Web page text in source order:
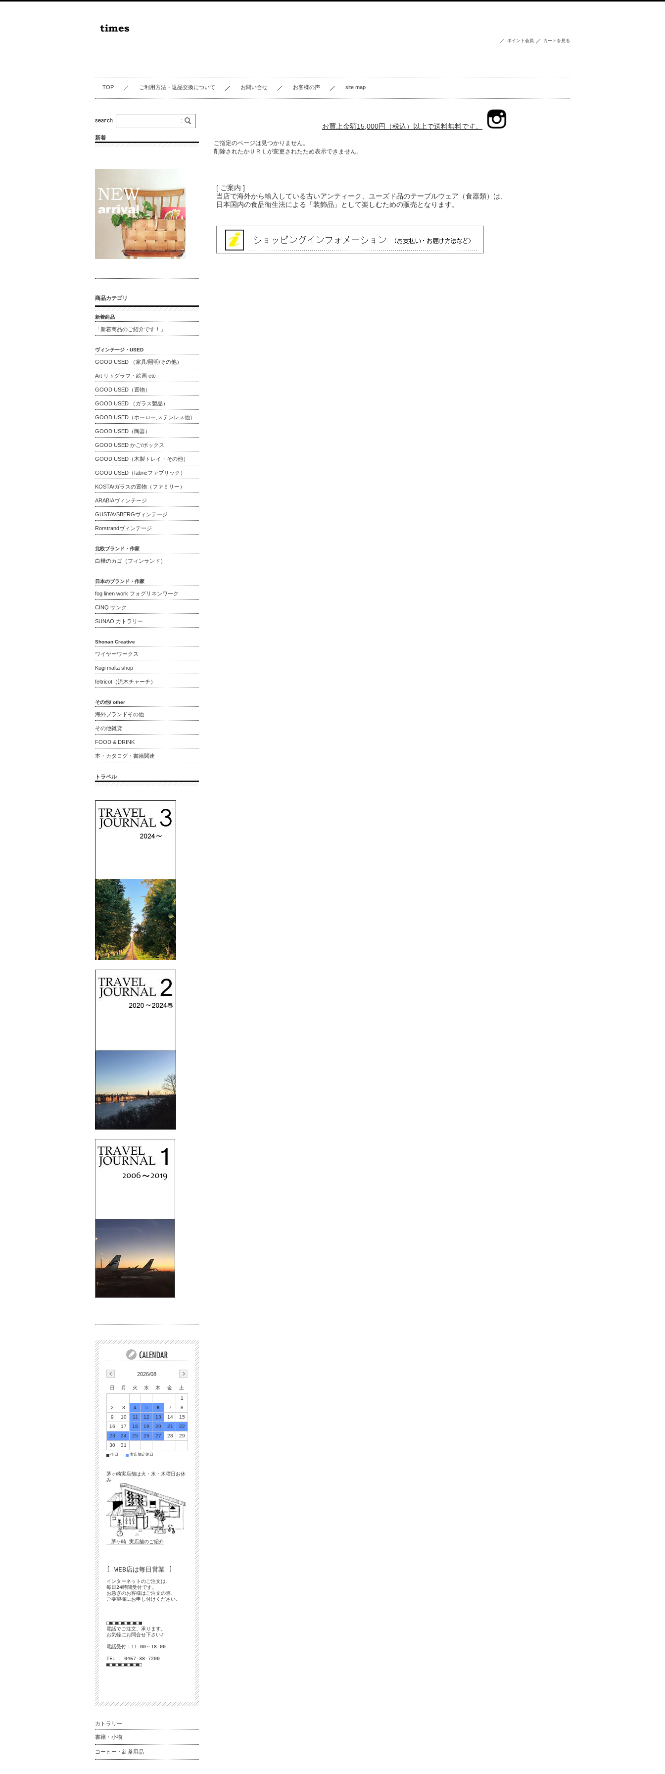
ポイント会員 カートを見る
TOP ご利用方法・返品交換について お問い合せ お客様の声 site map
お買上金額15,000円（税込）以上で送料無料です。
ご指定のページは見つかりません。
削除されたかＵＲＬが変更されたため表示できません。
[ ご案内 ]
当店で海外から輸入している古いアンティーク、ユーズド品のテーブルウェア（食器類）は、
日本国内の食品衛生法による「装飾品」として楽しむための販売となります。
新着
商品カテゴリ
新着商品
「新着商品のご紹介です！」
ヴィンテージ・USED
GOOD USED （家具/照明/その他）
Art リトグラフ・絵画 etc
GOOD USED（置物）
GOOD USED （ガラス製品）
GOOD USED（ホーロー,ステンレス他）
GOOD USED（陶器）
GOOD USED かご/ボックス
GOOD USED（木製トレイ・その他）
GOOD USED（fabricファブリック）
KOSTA/ガラスの置物（ファミリー）
ARABIAヴィンテージ
GUSTAVSBERGヴィンテージ
Rorstrandヴィンテージ
北欧ブランド・作家
白樺のカゴ（フィンランド）
日本のブランド・作家
fog linen work フォグリネンワーク
CINQ サンク
SUNAO カトラリー
Shonan Creative
ワイヤーワークス
Kugi malta shop
feltricot（流木チャーチ）
その他/ other
海外ブランドその他
その他雑貨
FOOD & DRINK
本・カタログ・書籍関連
トラベル
2026/08
日 月 火 水 木 金
土
1
2
3 4 5 6 7
8
9
10 11 12 13 14
15
16
17 18 19 20 21
22
23
24 25 26 27 28
29
30
31
■ 今日 ■ 実店舗定休日
茅ヶ崎実店舗は火・水・木曜日お休
み
茅ケ崎 実店舗のご紹介
[ WEB店は毎日営業 ]
インターネットのご注文は、
毎日24時間受付です。
お急ぎのお客様はご注文の際、
ご要望欄にお申し付けください。
□■□■□■□■□■□■
電話でご注文、承ります。
お気軽にお問合せ下さい♪
電話受付：11:00～18:00
TEL : 0467-38-7200
■□■□■□■□■□■□
カトラリー
書籍・小物
コーヒー・紅茶用品